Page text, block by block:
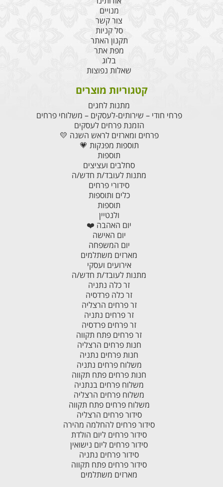
מנויים
צור קשר
סל קניות
תקנון האתר
מפת אתר
בלוג
שאלות נפוצות
קטגוריות מוצרים
מתנות לחגים
פרחי חודי – שירותים-לעסקים – משלוחי פרחים
הזמנת פרחים לעסקים
פרחים ומארזים לראש השנה 💛
תוספות מפנקות 💗
תוספות
סחלבים ועציצים
מתנות לעובד/ת חדש/ה
סידורי פרחים
כלים ותוספות
תוספות
ולנטיין
יום האהבה ❤️
יום האישה
יום המשפחה
מארזים משתלמים
אירועים ועסקי
מתנות לעובד/ת חדש/ה
זר כלה נתניה
זר כלה פרדסיה
זר פרחים הרצליה
זר פרחים נתניה
זר פרחים פרדסיה
זר פרחים פתח תקווה
חנות פרחים הרצליה
חנות פרחים נתניה
משלוח פרחים נתניה
חנות פרחים פתח תקווה
משלוח פרחים בנתניה
משלוח פרחים הרצליה
משלוח פרחים פתח תקווה
סידור פרחים הרצליה
סידור פרחים להחלמה מהירה
סידור פרחים ליום הולדת
סידור פרחים ליום נישואין
סידור פרחים נתניה
סידור פרחים פתח תקווה
מארזים משתלמים